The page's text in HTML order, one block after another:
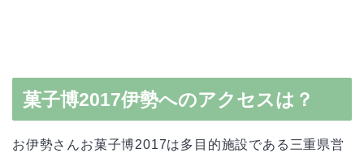
菓子博2017伊勢へのアクセスは？
お伊勢さんお菓子博2017は多目的施設である三重県営